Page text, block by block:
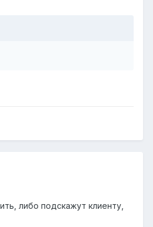
либо подскажут клиенту,